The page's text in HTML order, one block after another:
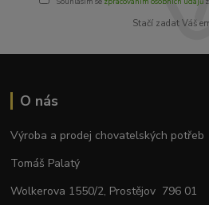
Stačí zadat Váš
O nás
Výroba a prodej chovatelských potřeb
Tomáš Palatý
Wolkerova 1550/2, Prostějov 796 01